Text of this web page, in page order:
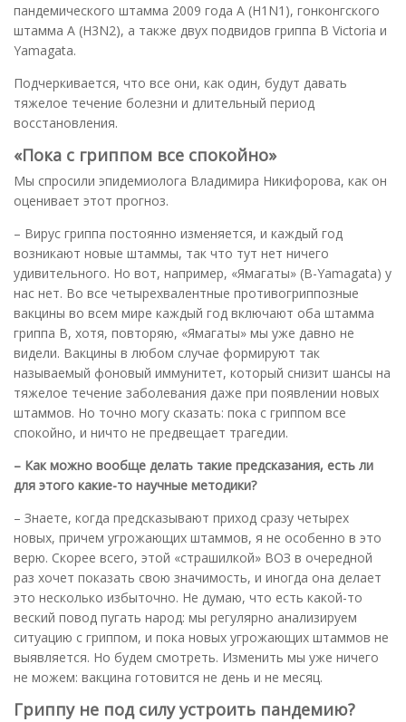
пандемического штамма 2009 года А (H1N1), гонконгского
штамма A (H3N2), а также двух подвидов гриппа В Victoria и
Yamagata.
Подчеркивается, что все они, как один, будут давать
тяжелое течение болезни и длительный период
восстановления.
«Пока с гриппом все спокойно»
Мы спросили эпидемиолога Владимира Никифорова, как он
оценивает этот прогноз.
– Вирус гриппа постоянно изменяется, и каждый год
возникают новые штаммы, так что тут нет ничего
удивительного. Но вот, например, «Ямагаты» (В-Yamagata) у
нас нет. Во все четырехвалентные противогриппозные
вакцины во всем мире каждый год включают оба штамма
гриппа В, хотя, повторяю, «Ямагаты» мы уже давно не
видели. Вакцины в любом случае формируют так
называемый фоновый иммунитет, который снизит шансы на
тяжелое течение заболевания даже при появлении новых
штаммов. Но точно могу сказать: пока с гриппом все
спокойно, и ничто не предвещает трагедии.
– Как можно вообще делать такие предсказания, есть ли
для этого какие-то научные методики?
– Знаете, когда предсказывают приход сразу четырех
новых, причем угрожающих штаммов, я не особенно в это
верю. Скорее всего, этой «страшилкой» ВОЗ в очередной
раз хочет показать свою значимость, и иногда она делает
это несколько избыточно. Не думаю, что есть какой-то
веский повод пугать народ: мы регулярно анализируем
ситуацию с гриппом, и пока новых угрожающих штаммов не
выявляется. Но будем смотреть. Изменить мы уже ничего
не можем: вакцина готовится не день и не месяц.
Гриппу не под силу устроить пандемию?